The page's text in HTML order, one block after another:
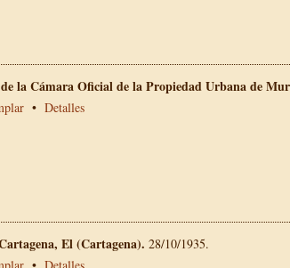
la Cámara Oficial de la Propiedad Urbana de
• Detalles
El (Cartagena). 28/10/1935.